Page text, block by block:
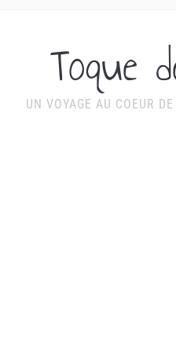
Toque
UN VOYAGE AU COEUR